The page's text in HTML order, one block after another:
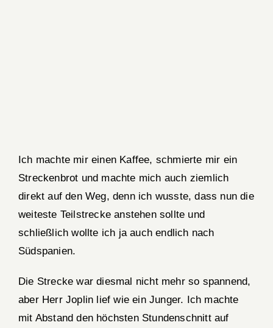
Ich machte mir einen Kaffee, schmierte mir ein
Streckenbrot und machte mich auch ziemlich
direkt auf den Weg, denn ich wusste, dass nun die
weiteste Teilstrecke anstehen sollte und
schließlich wollte ich ja auch endlich nach
Südspanien.
Die Strecke war diesmal nicht mehr so spannend,
aber Herr Joplin lief wie ein Junger. Ich machte
mit Abstand den höchsten Stundenschnitt auf